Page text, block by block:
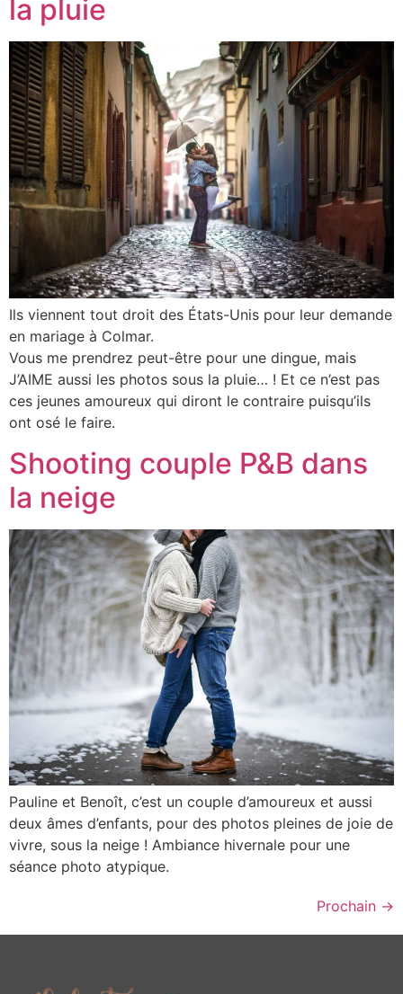
la pluie
Ils viennent tout droit des États-Unis pour leur demande
en mariage à Colmar.
Vous me prendrez peut-être pour une dingue, mais
J’AIME aussi les photos sous la pluie… ! Et ce n’est pas
ces jeunes amoureux qui diront le contraire puisqu’ils
ont osé le faire.
Shooting couple P&B dans
la neige
Pauline et Benoît, c’est un couple d’amoureux et aussi
deux âmes d’enfants, pour des photos pleines de joie de
vivre, sous la neige ! Ambiance hivernale pour une
séance photo atypique.
Prochain →